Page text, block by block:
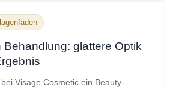
Behandlung: glattere Optik
Visage Cosmetic ein Beauty-